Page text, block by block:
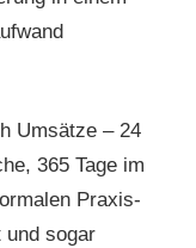
Umsätze – 24
365 Tage im
Praxis-
sogar